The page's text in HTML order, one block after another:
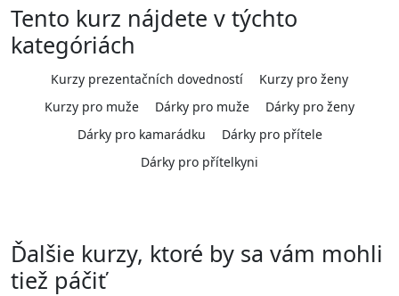
Tento kurz nájdete v týchto
kategóriách
Kurzy prezentačních dovedností
Kurzy pro ženy
Kurzy pro muže
Dárky pro muže
Dárky pro ženy
Dárky pro kamarádku
Dárky pro přítele
Dárky pro přítelkyni
Ďalšie kurzy, ktoré by sa vám mohli
tiež páčiť